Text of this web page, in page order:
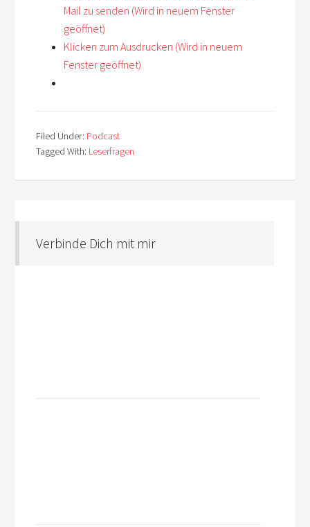
Mail zu senden (Wird in neuem Fenster
geöffnet)
Klicken zum Ausdrucken (Wird in neuem
Fenster geöffnet)
Filed Under: Podcast
Tagged With: Leserfragen
Verbinde Dich mit mir